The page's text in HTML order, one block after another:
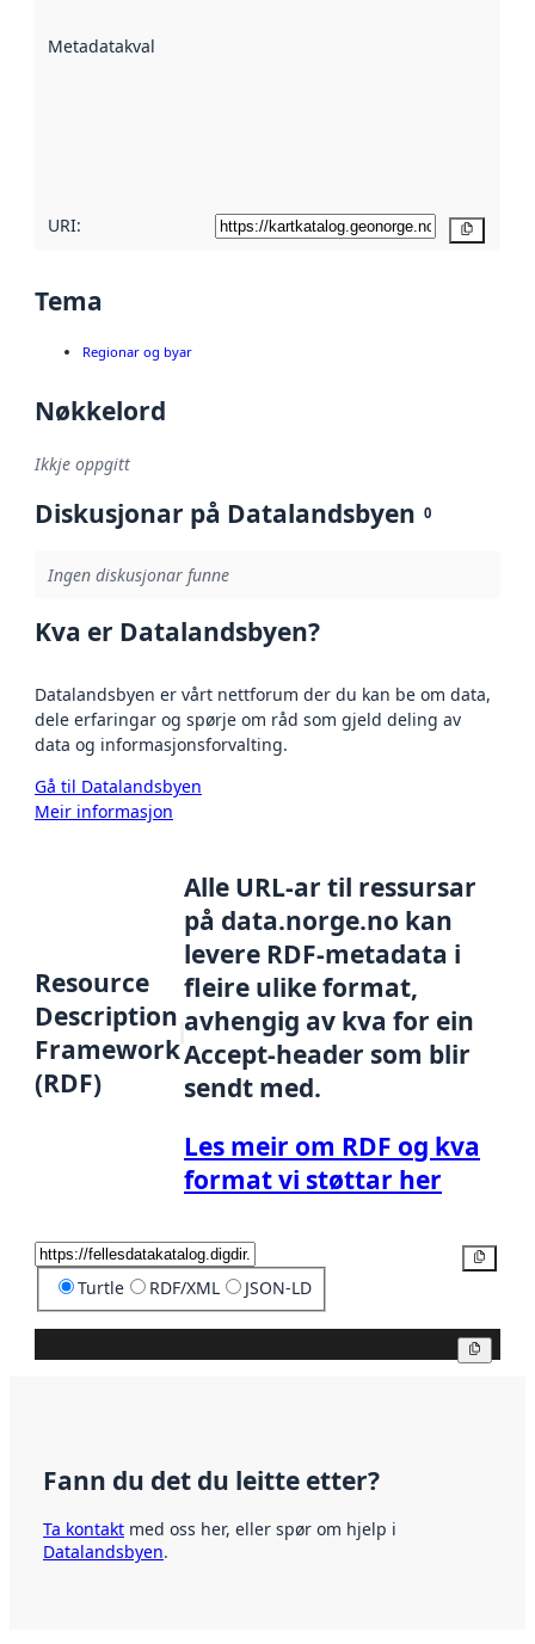
Metadatakvalitet
URI:
Tema
Regionar og byar
Nøkkelord
Ikkje oppgitt
Diskusjonar på Datalandsbyen 0
Ingen diskusjonar funne
Kva er Datalandsbyen?
Datalandsbyen er vårt nettforum der du kan be om data,
dele erfaringar og spørje om råd som gjeld deling av
data og informasjonsforvalting.
Gå til Datalandsbyen
Meir informasjon
Resource
Description
Framework
(RDF)
Alle URL-ar til ressursar
på data.norge.no kan
levere RDF-metadata i
fleire ulike format,
avhengig av kva for ein
Accept-header som blir
sendt med.
Les meir om RDF og kva
format vi støttar her
Turtle RDF/XML JSON-LD
Fann du det du leitte etter?
Ta kontakt med oss her, eller spør om hjelp i
Datalandsbyen.